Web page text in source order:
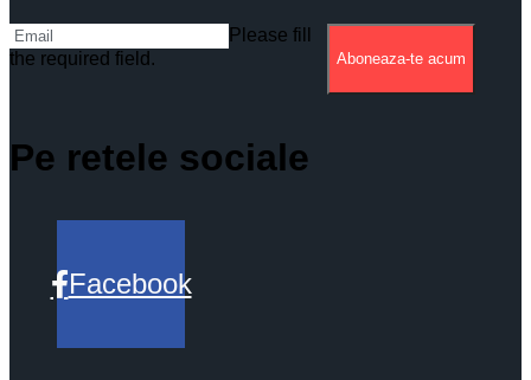
Please fill
the required field.
Aboneaza-te acum
Pe retele sociale
Facebook